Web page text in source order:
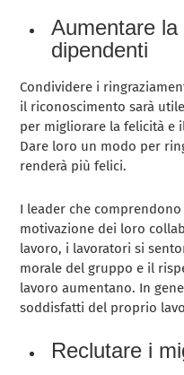
Aumentare
dipendenti
Condividere i
il riconoscimento sarà
per migliorare la felicità e
Dare loro un modo per
renderà più felici.
I leader che
motivazione dei loro
lavoro, i lavoratori si
morale del gruppo e il
lavoro aumentano. In
soddisfatti del proprio
Reclutare i